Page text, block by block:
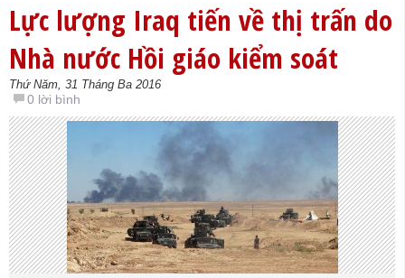
Lực lượng Iraq tiến về thị trấn do
Nhà nước Hồi giáo kiểm soát
Thứ Năm, 31 Tháng Ba 2016
0 lời bình